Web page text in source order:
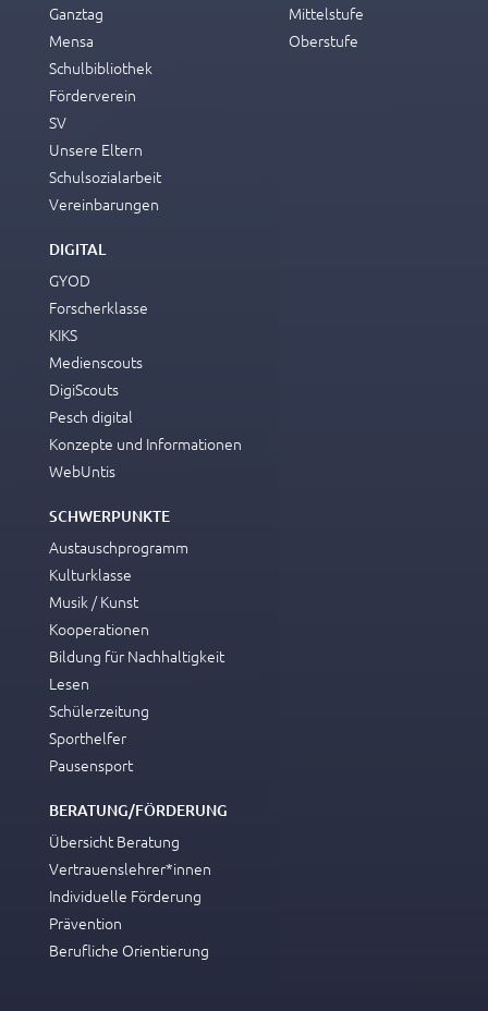
Ganztag
Mensa
Schulbibliothek
Förderverein
SV
Unsere Eltern
Schulsozialarbeit
Vereinbarungen
Mittelstufe
Oberstufe
DIGITAL
GYOD
Forscherklasse
KIKS
Medienscouts
DigiScouts
Pesch digital
Konzepte und Informationen
WebUntis
SCHWERPUNKTE
Austauschprogramm
Kulturklasse
Musik / Kunst
Kooperationen
Bildung für Nachhaltigkeit
Lesen
Schülerzeitung
Sporthelfer
Pausensport
BERATUNG/FÖRDERUNG
Übersicht Beratung
Vertrauenslehrer*innen
Individuelle Förderung
Prävention
Berufliche Orientierung